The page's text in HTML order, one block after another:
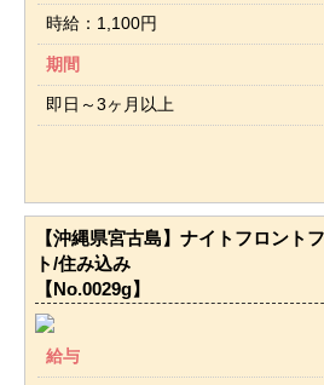
時給：1,100円
期間
即日～3ヶ月以上
【沖縄県宮古島】ナイトフロント
ト/住み込み
【No.0029g】
給与